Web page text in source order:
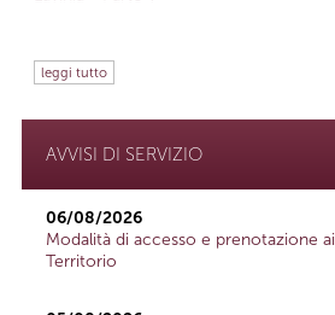
leggi tutto
AVVISI DI SERVIZIO
06/08/2026
Modalità di accesso e prenotazione
Territorio